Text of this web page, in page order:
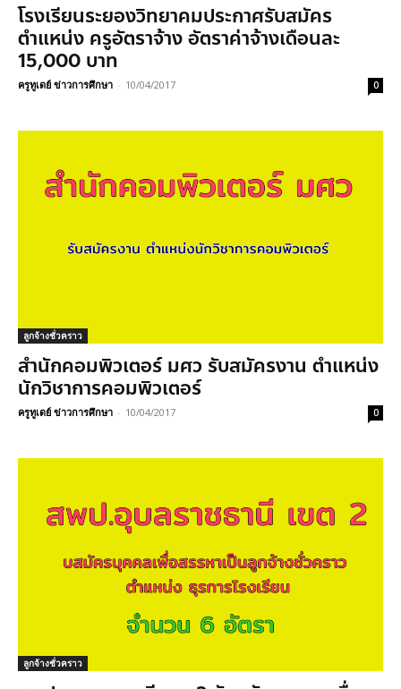
โรงเรียนระยองวิทยาคมประกาศรับสมัคร
ตำแหน่ง ครูอัตราจ้าง อัตราค่าจ้างเดือนละ
15,000 บาท
ครูทูเดย์ ข่าวการศึกษา - 10/04/2017 0
ลูกจ้างชั่วคราว
สำนักคอมพิวเตอร์ มศว รับสมัครงาน ตำแหน่ง
นักวิชาการคอมพิวเตอร์
ครูทูเดย์ ข่าวการศึกษา - 10/04/2017 0
ลูกจ้างชั่วคราว